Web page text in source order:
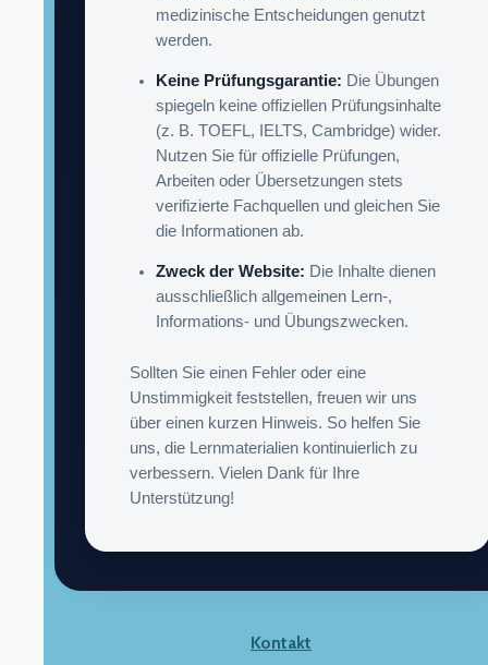
medizinische Entscheidungen genutzt
werden.
Keine Prüfungsgarantie: Die Übungen
spiegeln keine offiziellen Prüfungsinhalte
(z. B. TOEFL, IELTS, Cambridge) wider.
Nutzen Sie für offizielle Prüfungen,
Arbeiten oder Übersetzungen stets
verifizierte Fachquellen und gleichen Sie
die Informationen ab.
Zweck der Website: Die Inhalte dienen
ausschließlich allgemeinen Lern-,
Informations- und Übungszwecken.
Sollten Sie einen Fehler oder eine
Unstimmigkeit feststellen, freuen wir uns
über einen kurzen Hinweis. So helfen Sie
uns, die Lernmaterialien kontinuierlich zu
verbessern. Vielen Dank für Ihre
Unterstützung!
Kontakt